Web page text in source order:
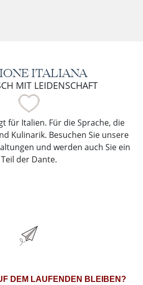
ITALIANA
MIT LEIDENSCHAFT
für Italien. Für die Sprache, die
Kulinarik. Besuchen Sie unsere
und werden auch Sie ein
Teil der Dante.
DEM LAUFENDEN BLEIBEN?